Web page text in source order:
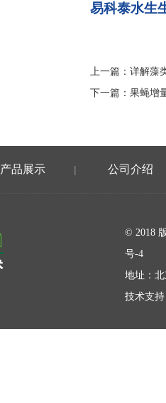
易科泰水生
上一篇： 详解藻
下一篇： 果蝇增
产品展示 | 公司介绍
© 2018
号-4
地址：
技术支